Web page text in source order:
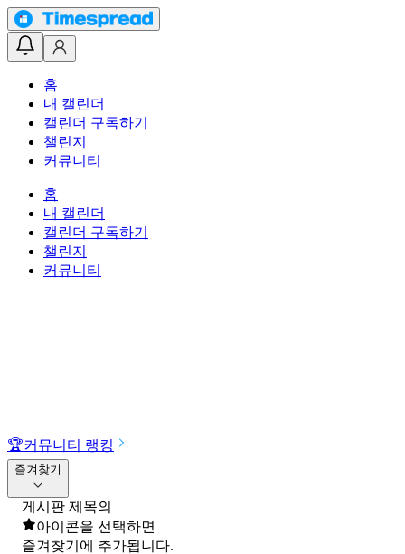
홈
내 캘린더
캘린더 구독하기
챌린지
커뮤니티
홈
내 캘린더
캘린더 구독하기
챌린지
커뮤니티
🏆커뮤니티 랭킹
즐겨찾기
게시판 제목의
아이콘을 선택하면
즐겨찾기에 추가됩니다.